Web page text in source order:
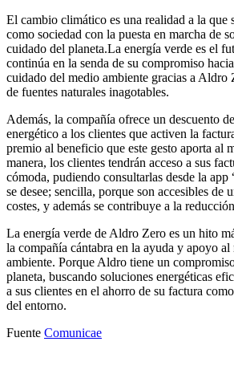
El cambio climático es una realidad a la que
como sociedad con la puesta en marcha de
cuidado del planeta.La energía verde es el
continúa en la senda de su compromiso
cuidado del medio ambiente gracias a Aldro
de fuentes naturales inagotables.
Además, la compañía ofrece un descuento
energético a los clientes que activen la
premio al beneficio que este gesto aporta al
manera, los clientes tendrán acceso a sus
cómoda, pudiendo consultarlas desde la
se desee; sencilla, porque son accesibles de
costes, y además se contribuye a la
La energía verde de Aldro Zero es un hito
la compañía cántabra en la ayuda y apoyo al
ambiente. Porque Aldro tiene un
planeta, buscando soluciones energéticas
a sus clientes en el ahorro de su factura
del entorno.
Fuente Comunicae